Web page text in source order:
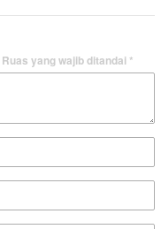
Ruas yang wajib ditandai*